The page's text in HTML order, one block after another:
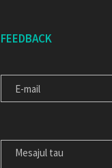
FEEDBACK
MAIL
TAU